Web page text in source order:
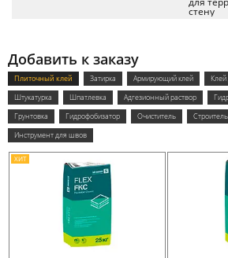
стену
Добавить к заказу
Плиточный клей Затирка Армирующий клей
Клей
Штукатурка
Шпатлевка Адгезионный раствор
Грунтовка
Гидрофобизатор Очиститель
Инструмент для швов
ХИТ